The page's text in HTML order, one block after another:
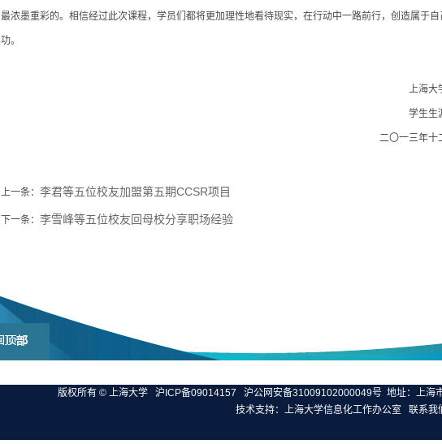
最浓墨重彩的。相信经过此次课程，学员们都将更加理性地看待现实，在行动中一路前行，创造属于自
功。
上海大
学生生
二〇一三年十
上一条： 李君等五位校友加盟第五期CCSR项目
下一条： 李雪峰等五位校友回母校分享职场经验
版权所有 © 上海大学 沪ICP备09014157 沪公网安备31009102000049号 地址：上海
技术支持： 上海大学信息化工作办公室 联系我